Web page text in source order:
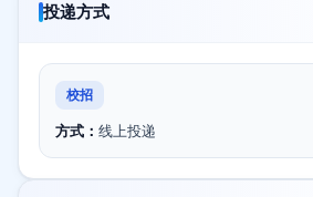
投递方式
校招
方式： 线上投递